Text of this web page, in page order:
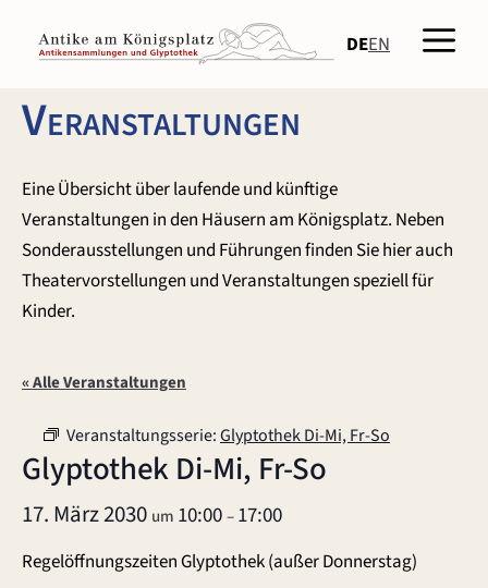
Inhalt
springen
DEEN
Veranstaltungen
Eine Übersicht über laufende und künftige
Veranstaltungen in den Häusern am Königsplatz. Neben
Sonderausstellungen und Führungen finden Sie hier auch
Theatervorstellungen und Veranstaltungen speziell für
Kinder.
« Alle Veranstaltungen
Veranstaltungsserie:Glyptothek Di-Mi, Fr-So
Glyptothek Di-Mi, Fr-So
17. März 2030 um 10:00–17:00
Regelöffnungszeiten Glyptothek (außer Donnerstag)